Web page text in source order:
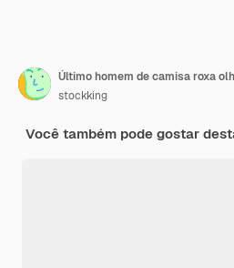
stockking
Você também pode gostar